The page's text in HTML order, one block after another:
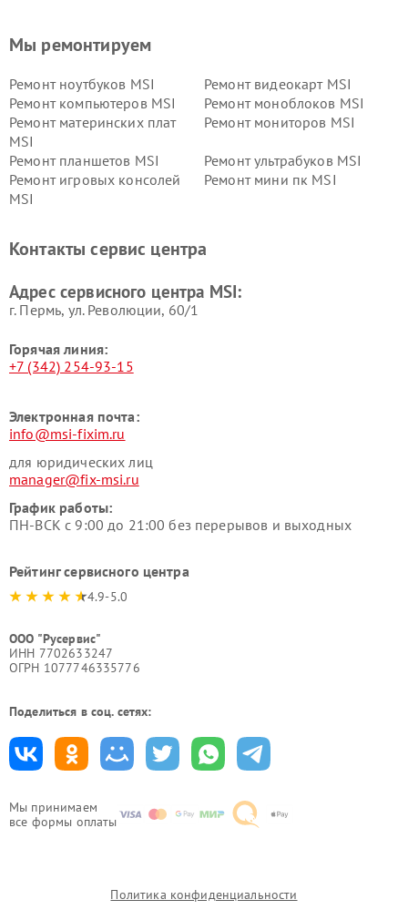
Мы принимаем
все формы оплаты
Мы ремонтируем
Ремонт ноутбуков MSI
Ремонт видеокарт MSI
Ремонт компьютеров MSI
Ремонт моноблоков MSI
Ремонт материнских плат
MSI
Ремонт мониторов MSI
Ремонт планшетов MSI
Ремонт ультрабуков MSI
Ремонт игровых консолей
MSI
Ремонт мини пк MSI
Контакты сервис центра
Адрес сервисного центра MSI:
г. Пермь, ул. ​Революции, 60/1
Горячая линия:
+7 (342) 254-93-15
Электронная почта:
info@msi-fixim.ru
для юридических лиц
manager@fix-msi.ru
График работы:
ПН-ВСК с 9:00 до 21:00 без перерывов и выходных
Рейтинг сервисного центра
4.9-5.0
ООО "Русервис"
ИНН 7702633247
ОГРН 1077746335776
Поделиться в соц. сетях:
Политика конфиденциальности